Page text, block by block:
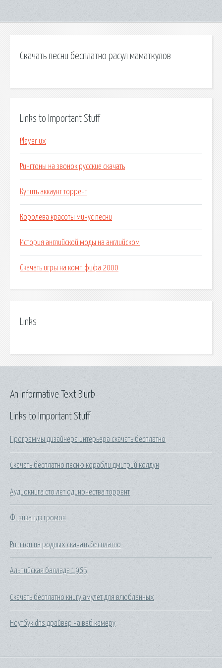
Скачать песни бесплатно расул маматкулов
Links to Important Stuff
Player ux
Рингтоны на звонок русские скачать
Купить аккаунт торрент
Королева красоты минус песни
История английской моды на английском
Скачать игры на комп фифа 2000
Links
Links to Important Stuff
Программы дизайнера интерьера скачать бесплатно
Скачать бесплатно песню корабли дмитрий колдун
Аудиокнига сто лет одиночества торрент
Физика гдз громов
Рингтон на родных скачать бесплатно
Альпийская баллада 1965
Скачать бесплатно книгу амулет для влюбленных
Ноутбук dns драйвер на веб камеру
An Informative Text Blurb